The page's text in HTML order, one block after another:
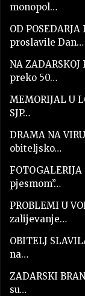
monopol…
OD
proslavile Dan…
NA
preko 50…
MEMORIJAL U
SJP…
DRAMA NA
obiteljsko…
pjesmom”…
PROBLEMI U
zalijevanje…
OBITELJ
na…
ZADARSKI
su…